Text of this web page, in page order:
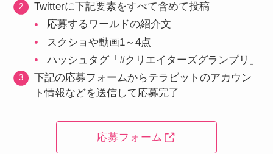
Twitterに下記要素をすべて含めて投稿
応募するワールドの紹介文
スクショや動画1～4点
ハッシュタグ「#クリエイターズグランプリ」
下記の応募フォームからテラビットのアカウン
ト情報などを送信して応募完了
応募フォーム